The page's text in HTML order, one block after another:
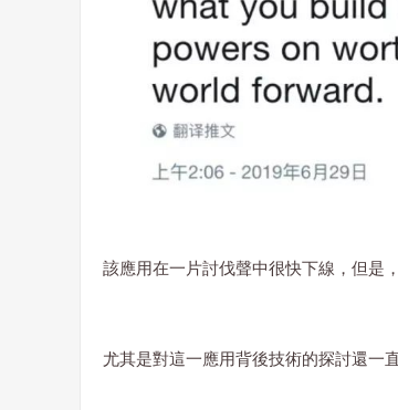
該應用在一片討伐聲中很快下線，但是
尤其是對這一應用背後技術的探討還一